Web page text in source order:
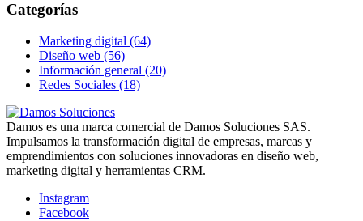
Categorías
Marketing digital (64)
Diseño web (56)
Información general (20)
Redes Sociales (18)
Damos es una marca comercial de Damos Soluciones SAS.
Impulsamos la transformación digital de empresas, marcas y
emprendimientos con soluciones innovadoras en diseño web,
marketing digital y herramientas CRM.
Instagram
Facebook